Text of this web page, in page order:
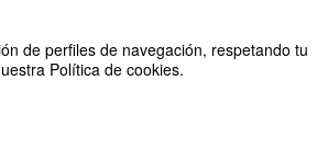
de perfiles de navegación, respetando tu
Política de cookies.
junto a la Fundación Incyde